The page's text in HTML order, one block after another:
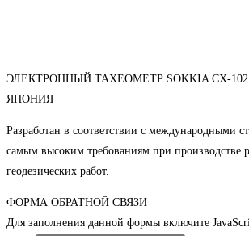
ЭЛЕКТРОННЫЙ ТАХЕОМЕТР SOKKIA CX-
ЯПОНИЯ
Разработан в соответствии с международными
самым высоким требованиям при производстве
геодезических работ.
ФОРМА ОБРАТНОЙ СВЯЗИ
Для заполнения данной формы включите